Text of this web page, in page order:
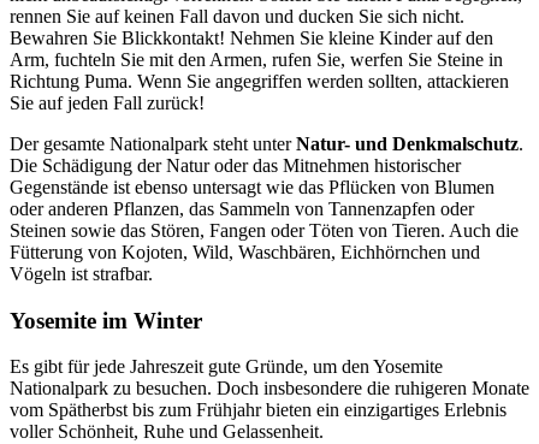
rennen Sie auf keinen Fall davon und ducken Sie sich nicht.
Bewahren Sie Blickkontakt! Nehmen Sie kleine Kinder auf den
Arm, fuchteln Sie mit den Armen, rufen Sie, werfen Sie Steine in
Richtung Puma. Wenn Sie angegriffen werden sollten, attackieren
Sie auf jeden Fall zurück!
Der gesamte Nationalpark steht unterNatur- und Denkmalschutz.
Die Schädigung der Natur oder das Mitnehmen historischer
Gegenstände ist ebenso untersagt wie das Pflücken von Blumen
oder anderen Pflanzen, das Sammeln von Tannenzapfen oder
Steinen sowie das Stören, Fangen oder Töten von Tieren. Auch die
Fütterung von Kojoten, Wild, Waschbären, Eichhörnchen und
Vögeln ist strafbar.
Yosemite im Winter
Es gibt für jede Jahreszeit gute Gründe, um den Yosemite
Nationalpark zu besuchen. Doch insbesondere die ruhigeren Monate
vom Spätherbst bis zum Frühjahr bieten ein einzigartiges Erlebnis
voller Schönheit, Ruhe und Gelassenheit.